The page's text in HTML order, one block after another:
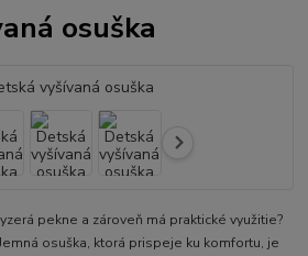
osuška
pekne a zároveň má praktické využitie?
osuška, ktorá prispeje ku komfortu, je